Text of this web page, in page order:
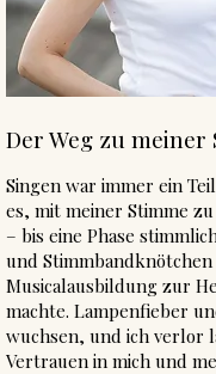
Der Weg zu meiner
Singen war immer ein
es, mit meiner Stimme
– bis eine Phase
und Stimmbandknötchen
Musicalausbildung zur
machte. Lampenfieber
wuchsen, und ich verlor
Vertrauen in mich und